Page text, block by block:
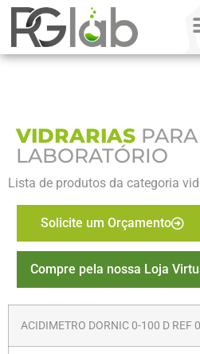
VIDRARIAS PARA
LABORATÓRIO
Lista de produtos da categoria
Solicite um Orçamento
Compre pela nossa Loja
ACIDIMETRO DORNIC 0-100 D REF